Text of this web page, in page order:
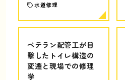
水道修理
ベテラン配管工が目
撃したトイレ構造の
変遷と現場での修理
学